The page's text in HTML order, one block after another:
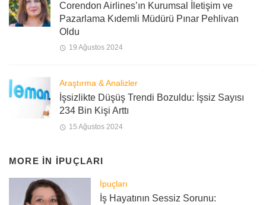
Corendon Airlines’ın Kurumsal İletişim ve
Pazarlama Kıdemli Müdürü Pınar Pehlivan
Oldu
19 Ağustos 2024
Araştırma & Analizler
İşsizlikte Düşüş Trendi Bozuldu: İşsiz Sayısı
234 Bin Kişi Arttı
15 Ağustos 2024
MORE IN İPUÇLARI
İpuçları
İş Hayatının Sessiz Sorunu: